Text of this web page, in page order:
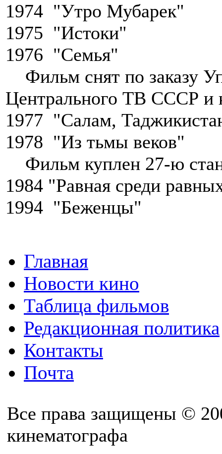
1974 "Утро Мубарек"
1975 "Истоки"
1976 "Семья"
Фильм снят по заказу
Центрального ТВ СССР и
1977 "Салам,
1978 "Из тьмы веков"
Фильм куплен 27-ю
1984 "Равная среди
1994 "Беженцы"
Главная
Новости кино
Таблица фильмов
Редакционная политика
Контакты
Почта
Все права защищены ©
кинематографа